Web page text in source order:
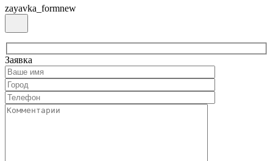
zayavka_formnew
Заявка